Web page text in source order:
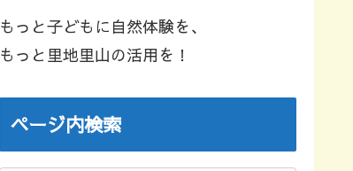
もっと子どもに自然体験を、
もっと里地里山の活用を！
ページ内検索